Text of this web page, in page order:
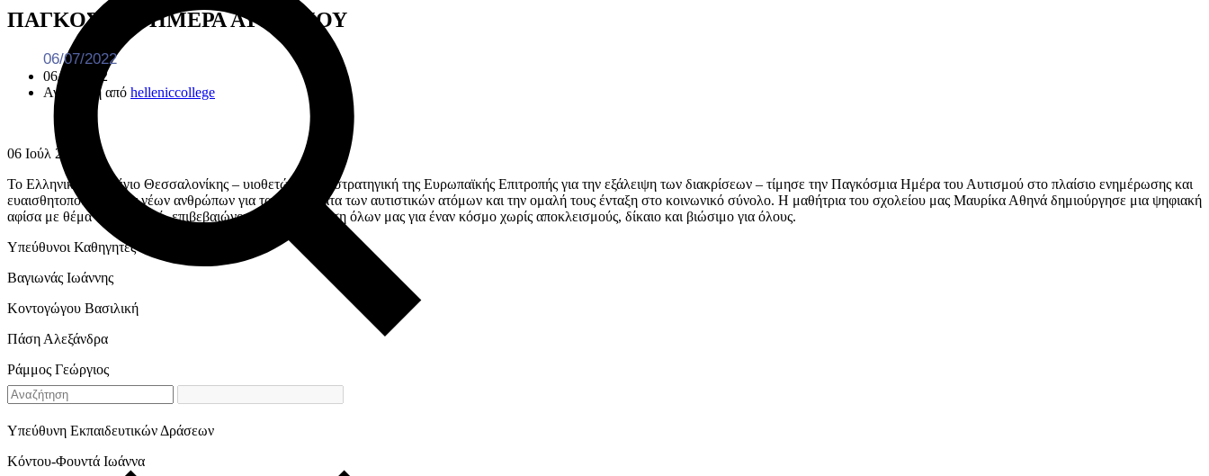
ΠΑΓΚΟΣΜΙΑ ΗΜΕΡΑ ΑΥΤΙΣΜΟΥ
06/07/2022
06/07/2022
Ανάρτηση από helleniccollege
06 Ιούλ 2022
Το Ελληνικό Κολλέγιο Θεσσαλονίκης – υιοθετώντας τη στρατηγική της Ευρωπαϊκής Επιτροπής για την εξάλειψη των διακρίσεων – τίμησε την Παγκόσμια Ημέρα του Αυτισμού στο πλαίσιο ενημέρωσης και
ευαισθητοποίησης των νέων ανθρώπων για τα δικαιώματα των αυτιστικών ατόμων και την ομαλή τους ένταξη στο κοινωνικό σύνολο. Η μαθήτρια του σχολείου μας Μαυρίκα Αθηνά δημιούργησε μια ψηφιακή
αφίσα με θέμα τον αυτισμό, επιβεβαιώνοντας τη δέσμευση όλων μας για έναν κόσμο χωρίς αποκλεισμούς, δίκαιο και βιώσιμο για όλους.
Υπεύθυνοι Καθηγητές
Βαγιωνάς Ιωάννης
Κοντογώγου Βασιλική
Πάση Αλεξάνδρα
Ράμμος Γεώργιος
Υπεύθυνη Εκπαιδευτικών Δράσεων
Κόντου-Φουντά Ιωάννα